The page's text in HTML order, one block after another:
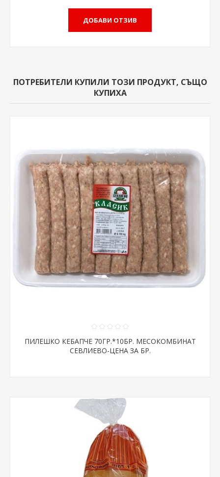
ПОТРЕБИТЕЛИ КУПИЛИ ТОЗИ ПРОДУКТ, СЪЩО
КУПИХА
ПИЛЕШКО КЕБАПЧЕ 70ГР.*10БР. МЕСОКОМБИНАТ
СЕВЛИЕВО-ЦЕНА ЗА БР.